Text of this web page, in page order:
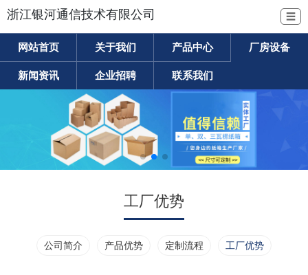
浙江银河通信技术有限公司 ☰
网站首页 关于我们 产品中心 厂房设备
新闻资讯 企业招聘 联系我们
工厂优势
公司简介 产品优势 定制流程 工厂优势